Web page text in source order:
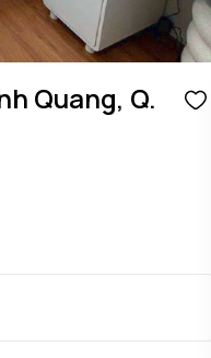
Quang, Q.